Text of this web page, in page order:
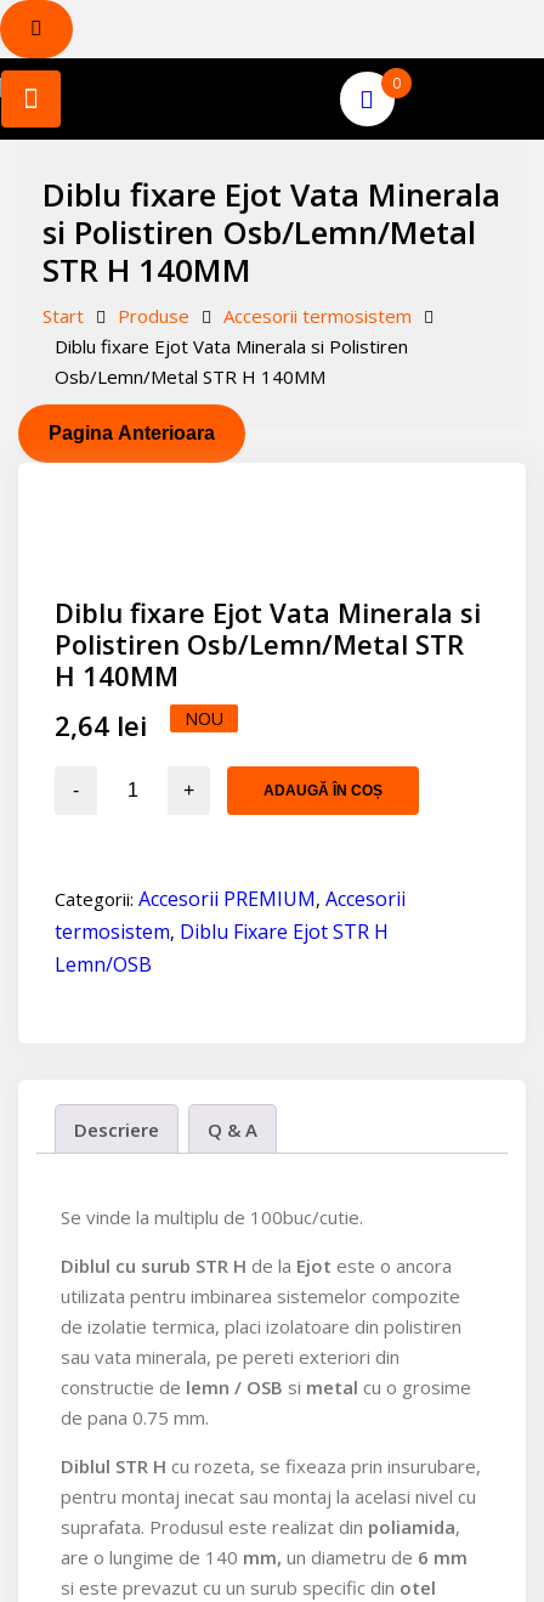
Skip
to
content
0
Diblu fixare Ejot Vata Minerala
si Polistiren Osb/Lemn/Metal
STR H 140MM
Start Produse
Accesorii termosistem
Diblu fixare Ejot Vata Minerala si Polistiren
Osb/Lemn/Metal STR H 140MM
Pagina Anterioara
Diblu fixare Ejot Vata Minerala si
Polistiren Osb/Lemn/Metal STR
H 140MM
2,64 lei NOU
Minerala
si
Polistiren
quantity
ADAUGĂ ÎN COȘ
Categorii: Accesorii PREMIUM, Accesorii
termosistem, Diblu Fixare Ejot STR H
Lemn/OSB
Descriere Q & A
Se vinde la multiplu de 100buc/cutie.
Diblul cu surub STR H de la Ejot este o ancora
utilizata pentru imbinarea sistemelor compozite
de izolatie termica, placi izolatoare din polistiren
sau vata minerala, pe pereti exteriori din
constructie de lemn / OSB si metal cu o grosime
de pana 0.75 mm.
Diblul STR H cu rozeta, se fixeaza prin insurubare,
pentru montaj inecat sau montaj la acelasi nivel cu
suprafata. Produsul este realizat din poliamida,
are o lungime de 140 mm, un diametru de 6 mm
si este prevazut cu un surub specific din otel